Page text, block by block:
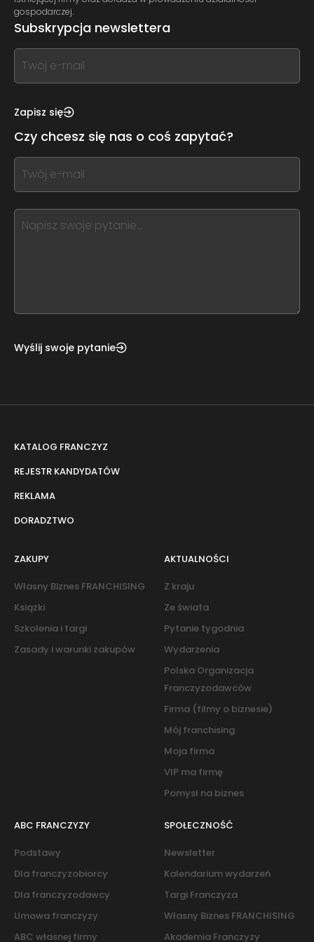
gospodarczej.
Subskrypcja newslettera
If
you
this,
this
form
field
blank
Zapisz się
Czy chcesz się nas o coś zapytać?
If
you
this,
leave
Wyślij swoje pytanie
KATALOG FRANCZYZ
REJESTR KANDYDATÓW
REKLAMA
DORADZTWO
ZAKUPY
Własny Biznes FRANCHISING
Książki
Szkolenia i targi
Zasady i warunki zakupów
AKTUALNOŚCI
Z kraju
Ze świata
Pytanie tygodnia
Wydarzenia
Polska Organizacja
Franczyzodawców
Firma (filmy o biznesie)
Mój franchising
Moja firma
VIP ma firmę
Pomysł na biznes
ABC FRANCZYZY
Podstawy
Dla franczyzobiorcy
Dla franczyzodawcy
Umowa franczyzy
ABC własnej firmy
SPOŁECZNOŚĆ
Newsletter
Kalendarium wydarzeń
Targi Franczyza
Własny Biznes FRANCHISING
Akademia Franczyzy